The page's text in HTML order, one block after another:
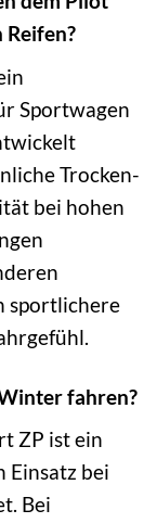
Sportwagen
Trocken-
bei hohen
sportlichere
fahren?
ZP ist ein
Einsatz bei
Bei